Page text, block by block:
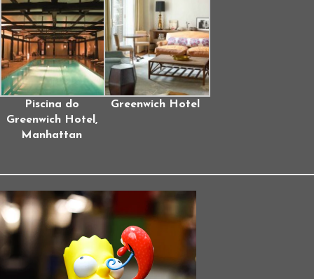
Piscina do
Greenwich Hotel,
Manhattan
Greenwich Hotel